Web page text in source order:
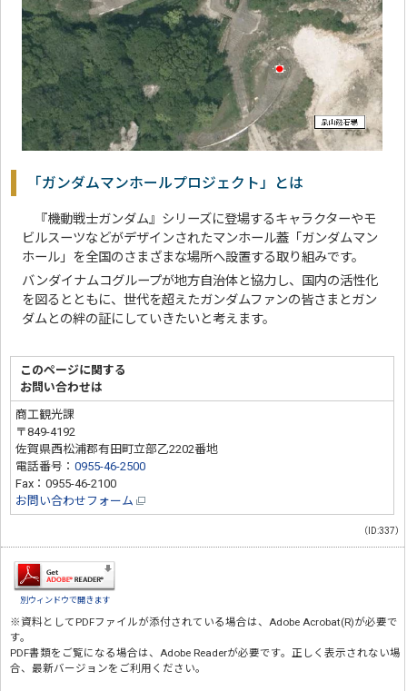
「ガンダムマンホールプロジェクト」とは
『機動戦士ガンダム』シリーズに登場するキャラクターやモ
ビルスーツなどがデザインされたマンホール蓋「ガンダムマン
ホール」を全国のさまざまな場所へ設置する取り組みです。
バンダイナムコグループが地方自治体と協力し、国内の活性化
を図るとともに、世代を超えたガンダムファンの皆さまとガン
ダムとの絆の証にしていきたいと考えます。
このページに関する
お問い合わせは
商工観光課
〒849-4192
佐賀県西松浦郡有田町立部乙2202番地
電話番号：0955-46-2500
Fax：0955-46-2100
お問い合わせフォーム
（ID:337）
別ウィンドウで開きます
※資料としてPDFファイルが添付されている場合は、 Adobe Acrobat(R)が必要で
す。
PDF書類をご覧になる場合は、 Adobe Readerが必要です。正しく表示されない場
合、最新バージョンをご利用ください。